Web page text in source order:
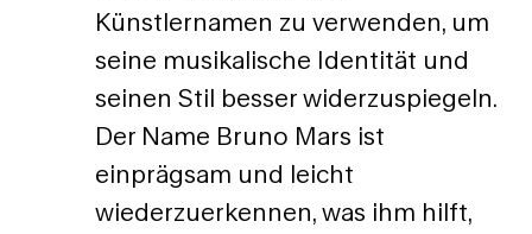
Künstlernamen zu verwenden, um
seine musikalische Identität und
seinen Stil besser widerzuspiegeln.
Der Name Bruno Mars ist
einprägsam und leicht
wiederzuerkennen, was ihm hilft,